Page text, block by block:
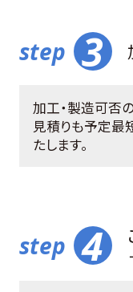
加工・製造可否
見積りも予定最
たします。